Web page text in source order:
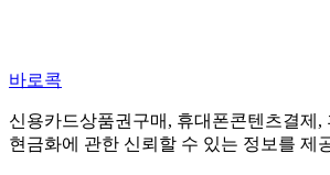
바로콕
신용카드상품권구매, 휴대폰콘텐츠결제,
현금화에 관한 신뢰할 수 있는 정보를 제